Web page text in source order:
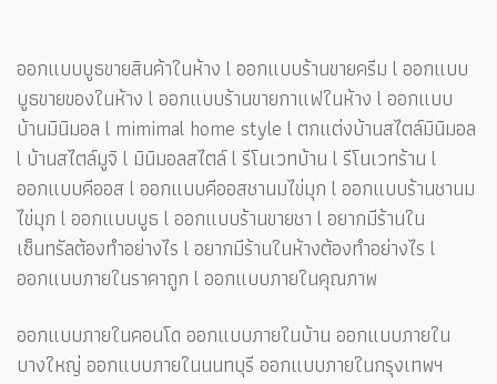
ออกแบบบูธขายสินค้าในห้าง l ออกแบบร้านขายครีม l ออกแบบ
บูธขายของในห้าง l ออกแบบร้านขายกาแฟในห้าง l ออกแบบ
บ้านมินิมอล l mimimal home style l ตกแต่งบ้านสไตล์มินิมอล
l บ้านสไตล์มูจิ l มินิมอลสไตล์ l รีโนเวทบ้าน l รีโนเวทร้าน l
ออกแบบคีออส l ออกแบบคีออสชานมไข่มุก l ออกแบบร้านชานม
ไข่มุก l ออกแบบบูธ l ออกแบบร้านขายชา l อยากมีร้านใน
เซ็นทรัลต้องทำอย่างไร l อยากมีร้านในห้างต้องทำอย่างไร l
ออกแบบภายในราคาถูก l ออกแบบภายในคุณภาพ
ออกแบบภายในคอนโด ออกแบบภายในบ้าน ออกแบบภายใน
บางใหญ่ ออกแบบภายในนนทบุรี ออกแบบภายในกรุงเทพฯ